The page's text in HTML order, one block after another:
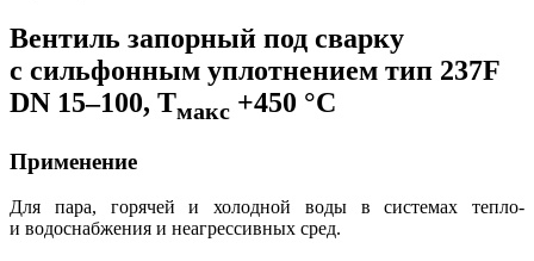
Вентиль запорный под сварку
с сильфонным уплотнением тип 237F
DN 15–100, Тмакс +450 °С
Применение
Для пара, горячей и холодной воды в системах тепло-
и водоснабжения и неагрессивных сред.